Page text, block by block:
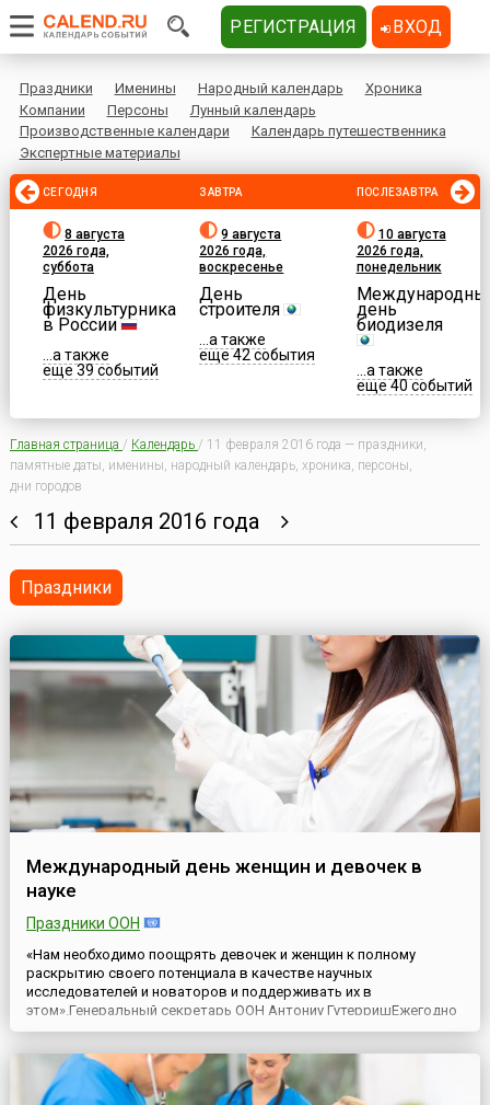
Праздники Именины Народный календарь
Хроника
Компании
Персоны
Лунный календарь
Производственные календари
Календарь путешественника
Экспертные материалы
СЕГОДНЯ
8 августа
2026 года,
суббота
День
физкультурника
в России
...а также
еще 39 событий
ЗАВТРА
9 августа
2026 года,
воскресенье
День
строителя
...а также
еще 42 события
ПОСЛЕЗАВТРА
10 августа
2026 года,
понедельник
день
биодизеля
...а также
еще 40 событий
Главная страница / Календарь / 11 февраля 2016 года — праздники,
памятные даты, именины, народный календарь, хроника, персоны,
дни городов
11 февраля 2016 года
Праздники
Международный день женщин и девочек в
науке
Праздники ООН
«Нам необходимо поощрять девочек и женщин к полному
раскрытию своего потенциала в качестве научных
исследователей и новаторов и поддерживать их в
этом».Генеральный секретарь ООН Антониу ГутерришЕжегодно
11 февраля, начиная с 2016 года, по решению ООН отмечается
International Day of Women and Girls in Science), с целью
отметить, что женщины и...
РЕГИСТРАЦИЯ ВХОД